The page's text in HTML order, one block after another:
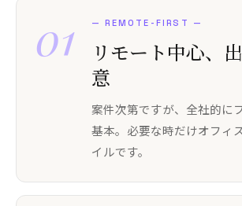
01 —REMOTE-FIRST —
リモート中心、
意
案件次第ですが、全社的に
基本。必要な時だけオフィ
イルです。